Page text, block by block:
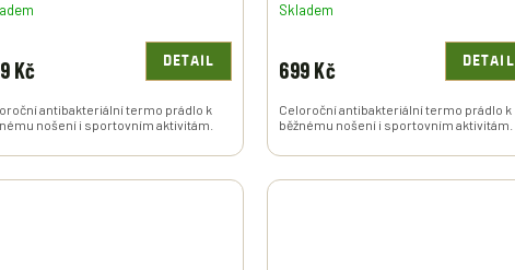
Kč DETAIL
antibakteriální termo prádlo k
nošení i sportovním aktivitám.
Skladem
699 Kč DETAIL
Celoroční antibakteriální termo prádlo k
běžnému nošení i sportovním aktivitám.